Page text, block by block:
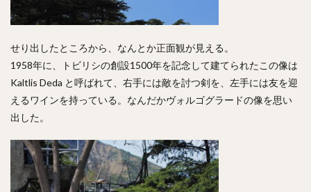
せり出したところから、なんとか正面観が見える。
1958年に、トビリシの創設1500年を記念して建てられたこの像は
Kaltlis Deda と呼ばれて、右手には敵を討つ剣を、左手には友を迎
えるワインを持っている。なんだかヴォルゴグラードの像を思い
出した。